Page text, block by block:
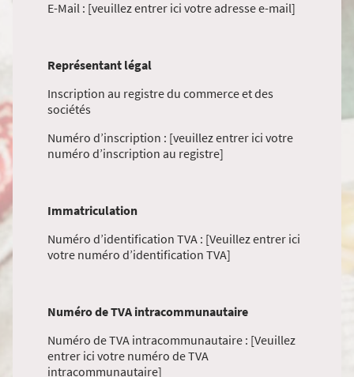
E-Mail : [veuillez entrer ici votre adresse e-mail]
Représentant légal
Inscription au registre du commerce et des
sociétés
Numéro d’inscription : [veuillez entrer ici votre
numéro d’inscription au registre]
Immatriculation
Numéro d’identification TVA : [Veuillez entrer ici
votre numéro d’identification TVA]
Numéro de TVA intracommunautaire
Numéro de TVA intracommunautaire : [Veuillez
entrer ici votre numéro de TVA
intracommunautaire]